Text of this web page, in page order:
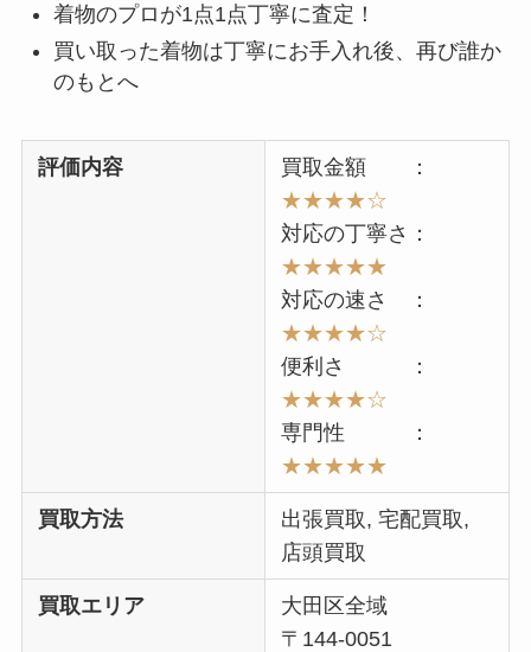
着物のプロが1点1点丁寧に査定！
買い取った着物は丁寧にお手入れ後、再び誰か
のもとへ
評価内容
買取金額 ：
★★★★☆
対応の丁寧さ：
★★★★★
対応の速さ ：
★★★★☆
便利さ ：
★★★★☆
専門性 ：
★★★★★
買取方法
出張買取, 宅配買取,
店頭買取
買取エリア
大田区全域
〒144-0051